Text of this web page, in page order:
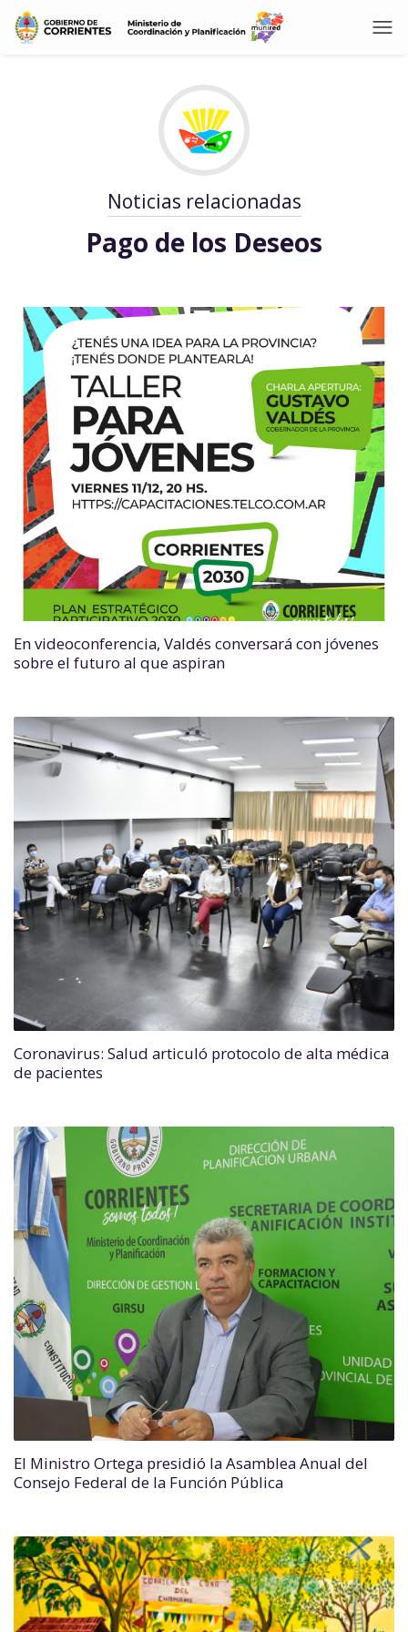
Noticias relacionadas
Pago de los Deseos
En videoconferencia, Valdés conversará con jóvenes
sobre el futuro al que aspiran
Coronavirus: Salud articuló protocolo de alta médica
de pacientes
El Ministro Ortega presidió la Asamblea Anual del
Consejo Federal de la Función Pública